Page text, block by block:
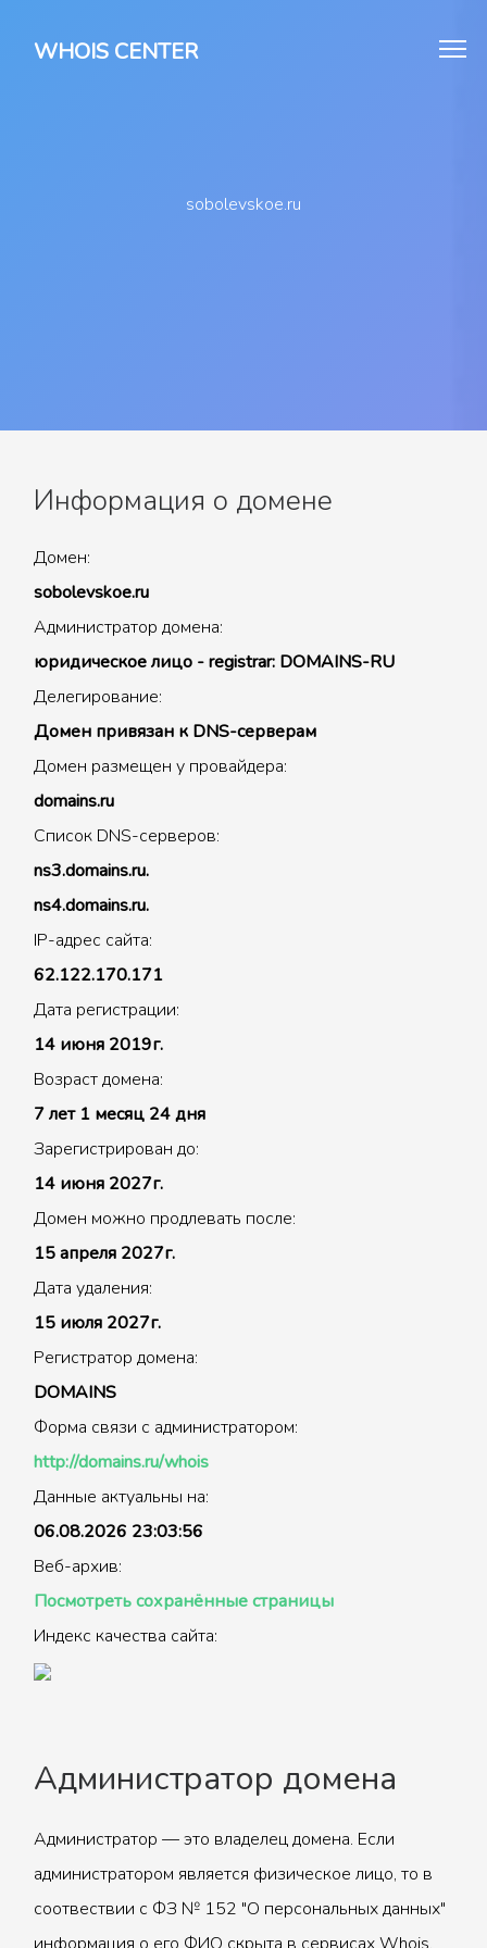
WHOIS CENTER
sobolevskoe.ru
Информация о домене
Домен:
sobolevskoe.ru
Администратор домена:
юридическое лицо - registrar: DOMAINS-RU
Делегирование:
Домен привязан к DNS-серверам
Домен размещен у провайдера:
domains.ru
Список DNS-серверов:
ns3.domains.ru.
ns4.domains.ru.
IP-адрес сайта:
62.122.170.171
Дата регистрации:
14 июня 2019г.
Возраст домена:
7 лет 1 месяц 24 дня
Зарегистрирован до:
14 июня 2027г.
Домен можно продлевать после:
15 апреля 2027г.
Дата удаления:
15 июля 2027г.
Регистратор домена:
DOMAINS
Форма связи с администратором:
http://domains.ru/whois
Данные актуальны на:
06.08.2026 23:03:56
Веб-архив:
Посмотреть сохранённые страницы
Индекс качества сайта:
Администратор домена
Администратор — это владелец домена. Если
администратором является физическое лицо, то в
соотвествии с ФЗ № 152 "О персональных данных"